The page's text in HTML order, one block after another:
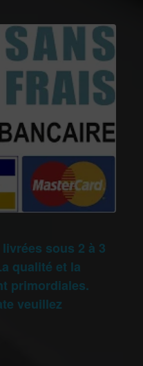
sous 2 à 3
qualité et la
primordiales.
veuillez